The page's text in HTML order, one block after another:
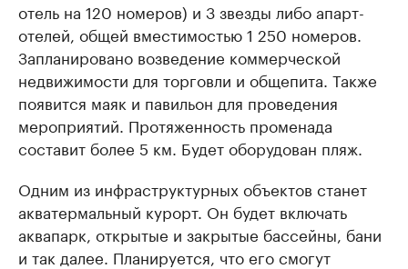
отель на 120 номеров) и 3 звезды либо апарт-
отелей, общей вместимостью 1 250 номеров.
Запланировано возведение коммерческой
недвижимости для торговли и общепита. Также
появится маяк и павильон для проведения
мероприятий. Протяженность променада
составит более 5 км. Будет оборудован пляж.
Одним из инфраструктурных объектов станет
акватермальный курорт. Он будет включать
аквапарк, открытые и закрытые бассейны, бани
и так далее. Планируется, что его смогут